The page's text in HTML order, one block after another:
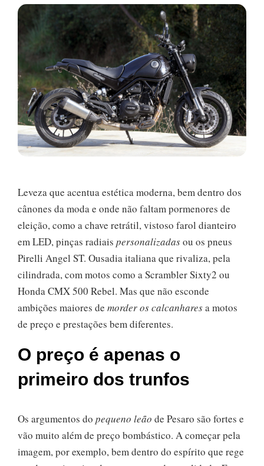
Leveza que acentua estética moderna, bem dentro dos
cânones da moda e onde não faltam pormenores de
eleição, como a chave retrátil, vistoso farol dianteiro
em LED, pinças radiais personalizadasou os pneus
Pirelli Angel ST. Ousadia italiana que rivaliza, pela
cilindrada, com motos como a Scrambler Sixty2 ou
Honda CMX 500 Rebel. Mas que não esconde
ambições maiores de morder os calcanharesa motos
de preço e prestações bem diferentes.
O preço é apenas o
primeiro dos trunfos
Os argumentos do pequeno leão de Pesaro são fortes e
vão muito além de preço bombástico. A começar pela
imagem, por exemplo, bem dentro do espírito que rege